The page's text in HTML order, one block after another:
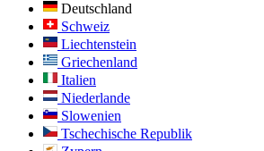
Deutschland
Schweiz
Liechtenstein
Griechenland
Italien
Niederlande
Slowenien
Tschechische Republik